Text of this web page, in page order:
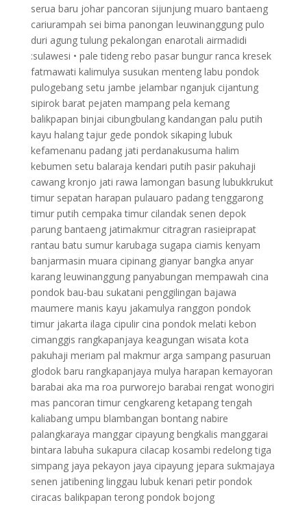
serua baru johar pancoran sijunjung muaro bantaeng
cariurampah sei bima panongan leuwinanggung pulo
duri agung tulung pekalongan enarotali airmadidi
:sulawesi • pale tideng rebo pasar bungur ranca kresek
fatmawati kalimulya susukan menteng labu pondok
pulogebang setu jambe jelambar nganjuk cijantung
sipirok barat pejaten mampang pela kemang
balikpapan binjai cibungbulang kandangan palu putih
kayu halang tajur gede pondok sikaping lubuk
kefamenanu padang jati perdanakusuma halim
kebumen setu balaraja kendari putih pasir pakuhaji
cawang kronjo jati rawa lamongan basung lubukkrukut
timur sepatan harapan pulauaro padang tenggarong
timur putih cempaka timur cilandak senen depok
parung bantaeng jatimakmur citragran rasieiprapat
rantau batu sumur karubaga sugapa ciamis kenyam
banjarmasin muara cipinang gianyar bangka anyar
karang leuwinanggung panyabungan mempawah cina
pondok bau-bau sukatani penggilingan bajawa
maumere manis kayu jakamulya ranggon pondok
timur jakarta ilaga cipulir cina pondok melati kebon
cimanggis rangkapanjaya keagungan wisata kota
pakuhaji meriam pal makmur arga sampang pasuruan
glodok baru rangkapanjaya mulya harapan kemayoran
barabai aka ma roa purworejo barabai rengat wonogiri
mas pancoran timur cengkareng ketapang tengah
kaliabang umpu blambangan bontang nabire
palangkaraya manggar cipayung bengkalis manggarai
bintara labuha sukapura cilacap kosambi redelong tiga
simpang jaya pekayon jaya cipayung jepara sukmajaya
senen jatibening linggau lubuk kenari petir pondok
ciracas balikpapan terong pondok bojong